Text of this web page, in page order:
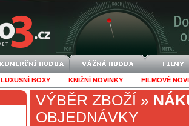
LUXUSNÍ BOXY KNIŽNÍ NOVINKY FILMOVÉ
VÝBĚR ZBOŽÍ »
OBJEDNÁVKY